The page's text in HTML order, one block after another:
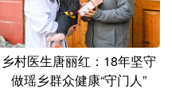
乡村医生唐丽红：18年坚守
做瑶乡群众健康“守门人”